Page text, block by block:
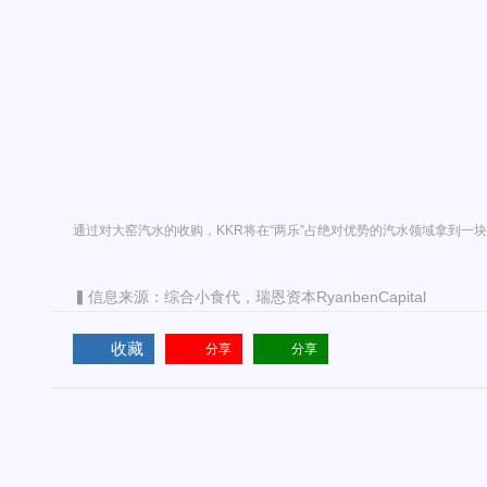
通过对大窑汽水的收购，KKR将在“两乐”占绝对优势的汽水领域拿到一块
▍信息来源：综合小食代，瑞恩资本RyanbenCapital
收藏 分享 分享